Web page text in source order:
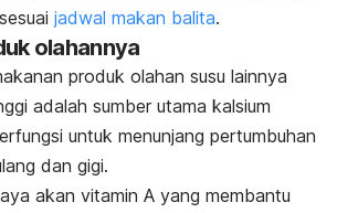
jadwal makan balita.
olahannya
produk olahan susu lainnya
adalah sumber utama kalsium
untuk menunjang pertumbuhan
dan gigi.
akan vitamin A yang membantu